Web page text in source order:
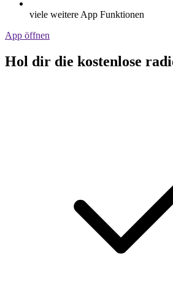
viele weitere App Funktionen
App öffnen
Hol dir die kostenlose